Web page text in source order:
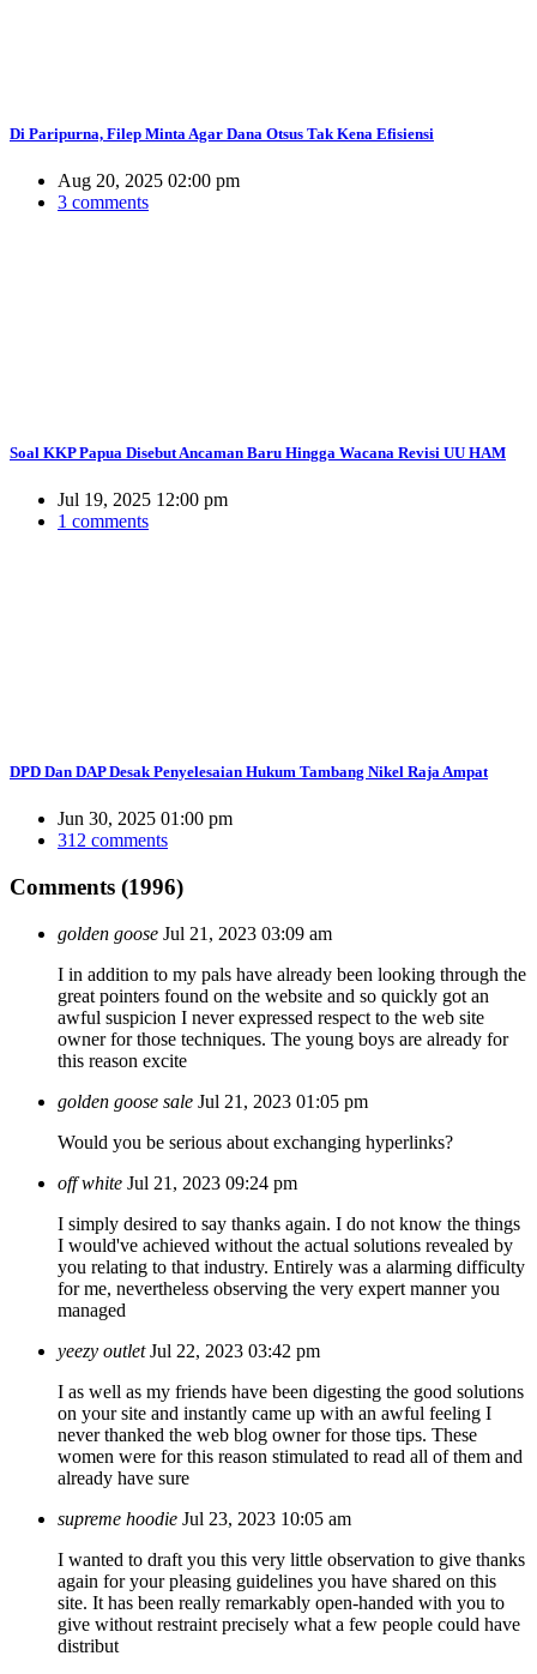
Di Paripurna, Filep Minta Agar Dana Otsus Tak Kena Efisiensi
Aug 20, 2025 02:00 pm
3 comments
Soal KKP Papua Disebut Ancaman Baru Hingga Wacana Revisi UU HAM
Jul 19, 2025 12:00 pm
1 comments
DPD Dan DAP Desak Penyelesaian Hukum Tambang Nikel Raja Ampat
Jun 30, 2025 01:00 pm
312 comments
Comments (1996)
golden goose Jul 21, 2023 03:09 am
I in addition to my pals have already been looking through the
great pointers found on the website and so quickly got an
awful suspicion I never expressed respect to the web site
owner for those techniques. The young boys are already for
this reason excite
golden goose sale Jul 21, 2023 01:05 pm
Would you be serious about exchanging hyperlinks?
off white Jul 21, 2023 09:24 pm
I simply desired to say thanks again. I do not know the things
I would've achieved without the actual solutions revealed by
you relating to that industry. Entirely was a alarming difficulty
for me, nevertheless observing the very expert manner you
managed
yeezy outlet Jul 22, 2023 03:42 pm
I as well as my friends have been digesting the good solutions
on your site and instantly came up with an awful feeling I
never thanked the web blog owner for those tips. These
women were for this reason stimulated to read all of them and
already have sure
supreme hoodie Jul 23, 2023 10:05 am
I wanted to draft you this very little observation to give thanks
again for your pleasing guidelines you have shared on this
site. It has been really remarkably open-handed with you to
give without restraint precisely what a few people could have
distribut